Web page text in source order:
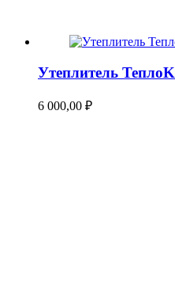
Утеплитель
6 000,00 ₽